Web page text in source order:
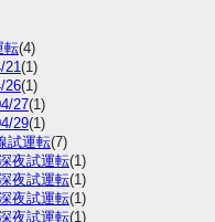
転(4)
21 (1)
26(1)
27(1)
29(1)
試運転(7)
夜試運転(1)
夜試運転(1)
夜試運転(1)
夜試運転(1)